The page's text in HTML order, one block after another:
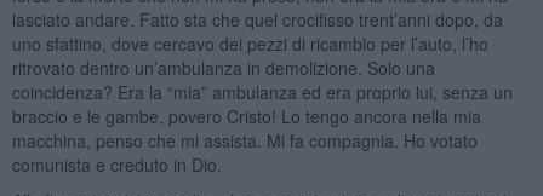
lasciato andare. Fatto sta che quel crocifisso trent’anni dopo, da
uno sfattino, dove cercavo dei pezzi di ricambio per l’auto, l’ho
ritrovato dentro un’ambulanza in demolizione. Solo una
coincidenza? Era la “mia” ambulanza ed era proprio lui, senza un
braccio e le gambe, povero Cristo! Lo tengo ancora nella mia
macchina, penso che mi assista. Mi fa compagnia. Ho votato
comunista e creduto in Dio.